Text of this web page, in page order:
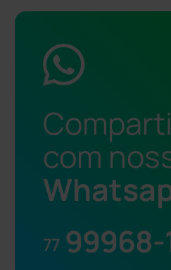
com
77 99968-